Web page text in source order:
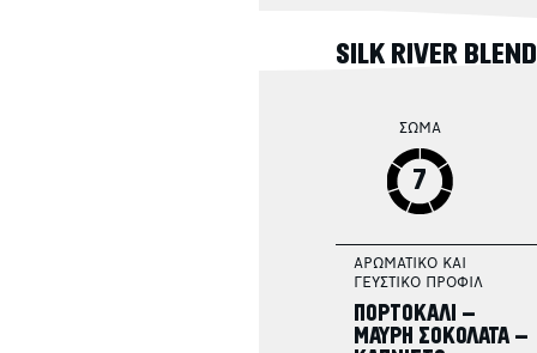
SILK RIVER BLEND
ΣΩΜΑ
7
ΑΡΩΜΑΤΙΚΟ ΚΑΙ
ΓΕΥΣΤΙΚΟ ΠΡΟΦΙΛ
ΠΟΡΤΟΚΑΛΙ –
ΜΑΥΡΗ ΣΟΚΟΛΑΤΑ –